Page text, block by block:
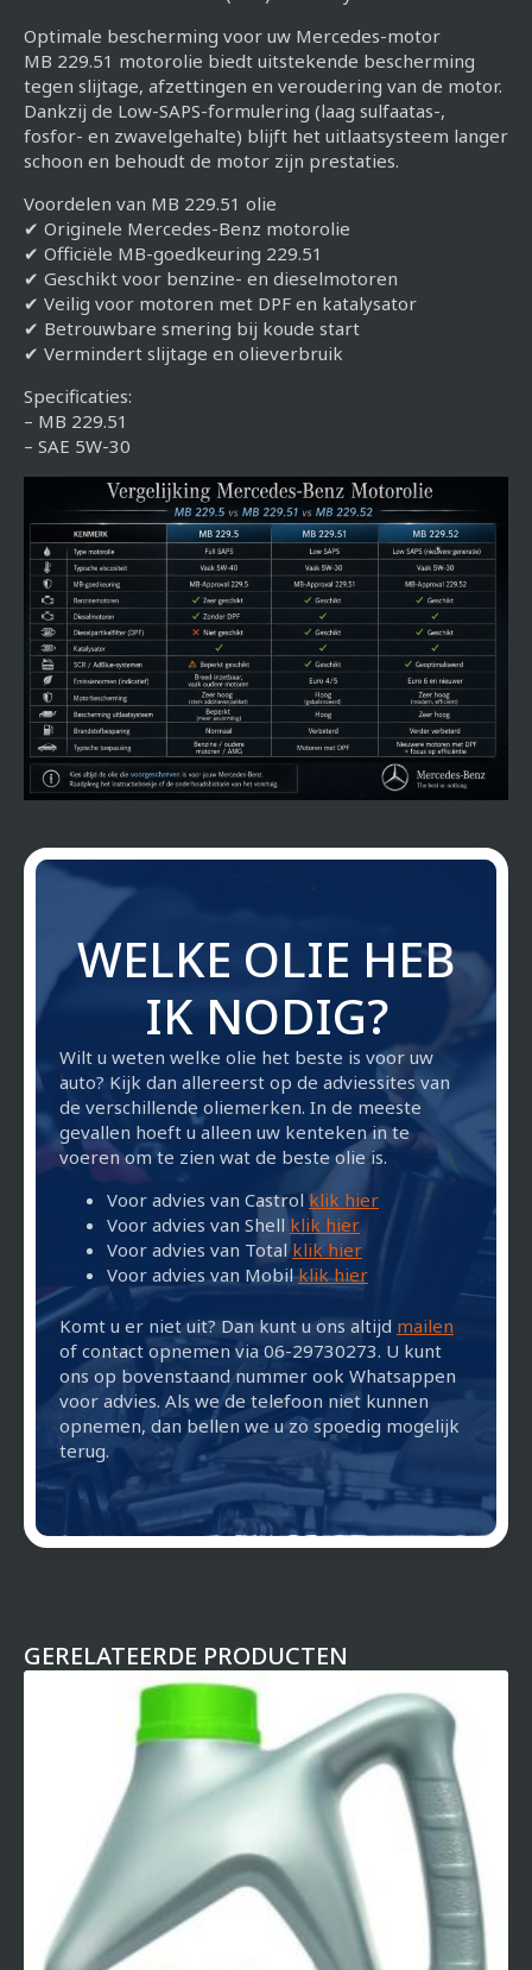
Optimale bescherming voor uw Mercedes-motor
MB 229.51 motorolie biedt uitstekende bescherming
tegen slijtage, afzettingen en veroudering van de motor.
Dankzij de Low-SAPS-formulering (laag sulfaatas-,
fosfor- en zwavelgehalte) blijft het uitlaatsysteem langer
schoon en behoudt de motor zijn prestaties.
Voordelen van MB 229.51 olie
✔ Originele Mercedes-Benz motorolie
✔ Officiële MB-goedkeuring 229.51
✔ Geschikt voor benzine- en dieselmotoren
✔ Veilig voor motoren met DPF en katalysator
✔ Betrouwbare smering bij koude start
✔ Vermindert slijtage en olieverbruik
Specificaties:
– MB 229.51
– SAE 5W-30
WELKE OLIE HEB
IK NODIG?
Wilt u weten welke olie het beste is voor uw
auto? Kijk dan allereerst op de adviessites van
de verschillende oliemerken. In de meeste
gevallen hoeft u alleen uw kenteken in te
voeren om te zien wat de beste olie is.
Voor advies van Castrol klik hier
Voor advies van Shell klik hier
Voor advies van Totalklik hier
Voor advies van Mobilklik hier
Komt u er niet uit? Dan kunt u ons altijd mailen
of contact opnemen via 06-29730273. U kunt
ons op bovenstaand nummer ook Whatsappen
voor advies. Als we de telefoon niet kunnen
opnemen, dan bellen we u zo spoedig mogelijk
terug.
GERELATEERDE PRODUCTEN